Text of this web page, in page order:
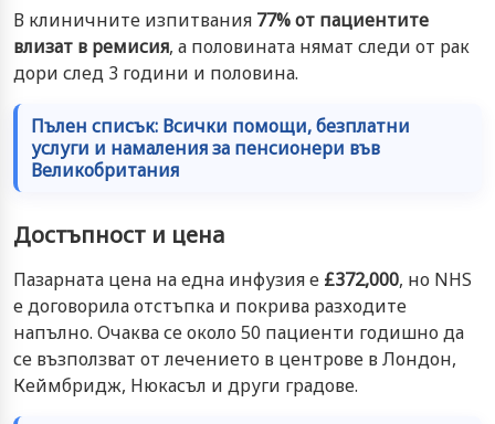
В клиничните изпитвания 77% от пациентите
влизат в ремисия, а половината нямат следи от рак
дори след 3 години и половина.
Пълен списък: Всички помощи, безплатни
услуги и намаления за пенсионери във
Великобритания
Достъпност и цена
Пазарната цена на една инфузия е £372,000, но NHS
е договорила отстъпка и покрива разходите
напълно. Очаква се около 50 пациенти годишно да
се възползват от лечението в центрове в Лондон,
Кеймбридж, Нюкасъл и други градове.